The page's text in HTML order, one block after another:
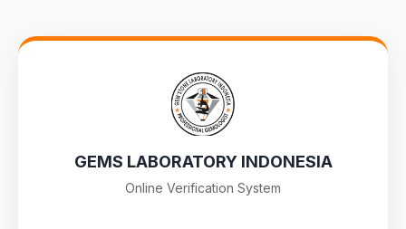
GEMS LABORATORY INDONESIA
Online Verification System